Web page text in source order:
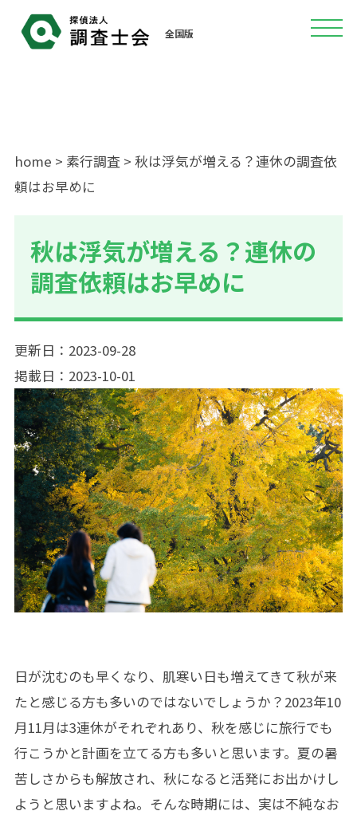
全国版
home > 素行調査 > 秋は浮気が増える？連休の調査依
頼はお早めに
秋は浮気が増える？連休の
調査依頼はお早めに
更新日：2023-09-28
掲載日：2023-10-01
日が沈むのも早くなり、肌寒い日も増えてきて秋が来
たと感じる方も多いのではないでしょうか？2023年10
月11月は3連休がそれぞれあり、秋を感じに旅行でも
行こうかと計画を立てる方も多いと思います。夏の暑
苦しさからも解放され、秋になると活発にお出かけし
ようと思いますよね。そんな時期には、実は不純なお